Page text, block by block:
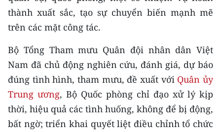
TIN MỚI
TIN ĐỊA PHƯƠNG
Trung du và miền núi phía Bắc
Đồng bằng sông Hồng
Bắc Trung Bộ
Duyên hải Nam Trung Bộ và Tây
Nguyên
thành xuất sắc, tạo sự chuyển biến mạnh mẽ
trên các mặt công tác.
Bộ Tổng Tham mưu Quân đội nhân dân Việt
Nam đã chủ động nghiên cứu, đánh giá, dự báo
đúng tình hình, tham mưu, đề xuất với Quân ủy
Trung ương, Bộ Quốc phòng chỉ đạo xử lý kịp
thời, hiệu quả các tình huống, không để bị động,
bất ngờ; triển khai quyết liệt điều chỉnh tổ chức